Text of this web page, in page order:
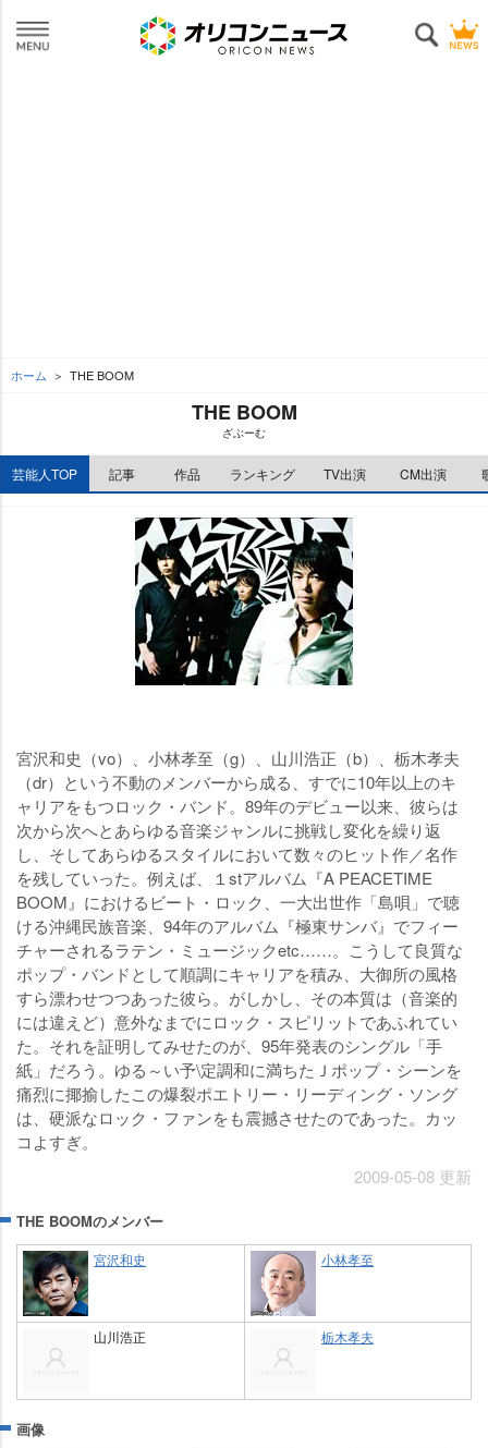
ホーム THE BOOM
THE BOOM
ざぶーむ
芸能人TOP 記事 作品 ランキング TV出演 CM出演
宮沢和史（vo）、小林孝至（g）、山川浩正（b）、栃木孝夫
（dr）という不動のメンバーから成る、すでに10年以上のキ
ャリアをもつロック・バンド。89年のデビュー以来、彼らは
次から次へとあらゆる音楽ジャンルに挑戦し変化を繰り返
し、そしてあらゆるスタイルにおいて数々のヒット作／名作
を残していった。例えば、１stアルバム『A PEACETIME
BOOM』におけるビート・ロック、一大出世作「島唄」で聴
ける沖縄民族音楽、94年のアルバム『極東サンバ』でフィー
チャーされるラテン・ミュージックetc……。こうして良質な
ポップ・バンドとして順調にキャリアを積み、大御所の風格
すら漂わせつつあった彼ら。がしかし、その本質は（音楽的
には違えど）意外なまでにロック・スピリットであふれてい
た。それを証明してみせたのが、95年発表のシングル「手
紙」だろう。ゆる～い予\定調和に満ちたＪポップ・シーンを
痛烈に揶揄したこの爆裂ポエトリー・リーディング・ソング
は、硬派なロック・ファンをも震撼させたのであった。カッ
コよすぎ。
2009-05-08 更新
THE BOOMのメンバー
宮沢和史 小林孝至
山川浩正 栃木孝夫
画像